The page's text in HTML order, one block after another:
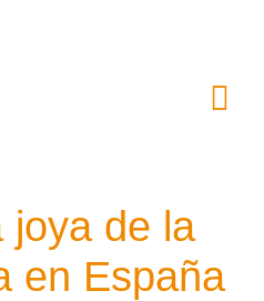
joya de la
en España